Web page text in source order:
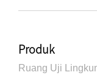
Produk
Ruang Uji